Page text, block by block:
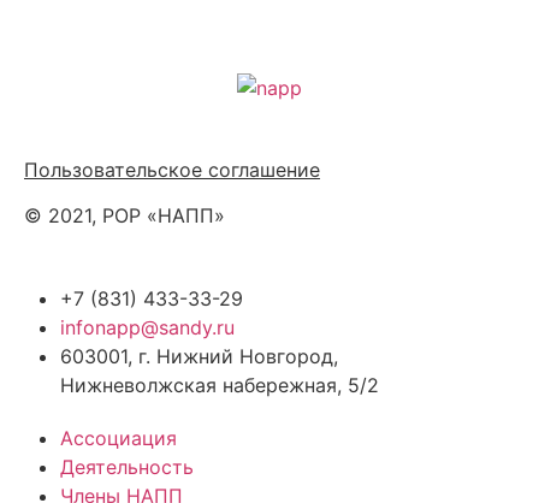
Пользовательское соглашение
© 2021, РОР «НАПП»
+7 (831) 433-33-29
infonapp@sandy.ru
603001, г. Нижний Новгород,
Нижневолжская набережная, 5/2
Ассоциация
Деятельность
Члены НАПП